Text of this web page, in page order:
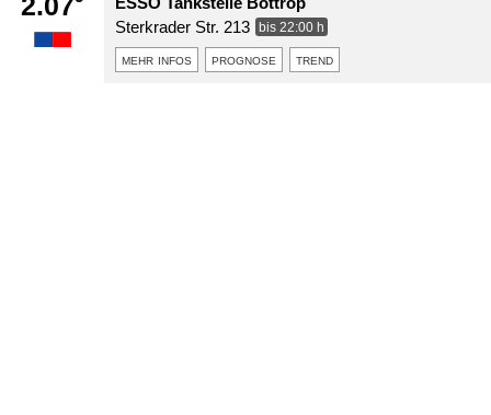
2.07
Sterkrader Str. 213
bis 22:00 h
mehr infos prognose trend